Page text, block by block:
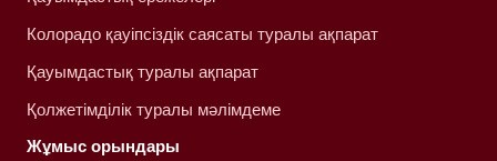
Колорадо қауіпсіздік саясаты туралы ақпарат
Қауымдастық туралы ақпарат
Қолжетімділік туралы мәлімдеме
Жұмыс орындары